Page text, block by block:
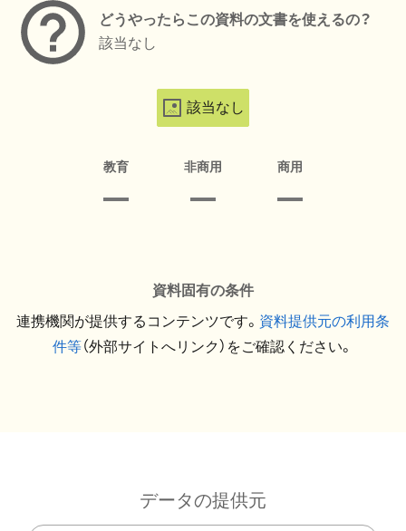
どうやったらこの資料の文書を使えるの？
該当なし
該当なし
教育 非商用 商用
資料固有の条件
連携機関が提供するコンテンツです。 資料提供元の利用条
件等（外部サイトへリンク）をご確認ください。
データの提供元